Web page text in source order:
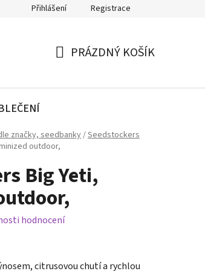
Přihlášení Registrace
PRÁZDNÝ KOŠÍK
značky, seedbanky/Seedstockers
outdoor,
Big Yeti,
hodnocení
citrusovou chutí a rychlou